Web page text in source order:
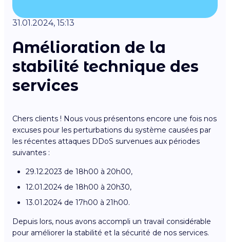
31.01.2024, 15:13
Amélioration de la
stabilité technique des
services
Chers clients ! Nous vous présentons encore une fois nos
excuses pour les perturbations du système causées par
les récentes attaques DDoS survenues aux périodes
suivantes :
29.12.2023 de 18h00 à 20h00,
12.01.2024 de 18h00 à 20h30,
13.01.2024 de 17h00 à 21h00.
Depuis lors, nous avons accompli un travail considérable
pour améliorer la stabilité et la sécurité de nos services.